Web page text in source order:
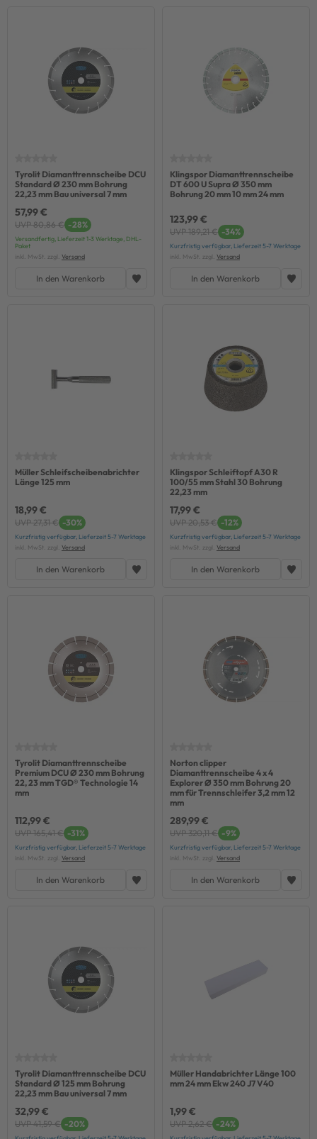
Tyrolit Diamanttrennscheibe DCU
Standard Ø 230 mm Bohrung
22,23 mm Bau universal 7 mm
57,99 €
UVP 80,86 € -28%
Versandfertig, Lieferzeit 1-3 Werktage, DHL-
Paket
inkl. MwSt. zzgl. Versand
In den Warenkorb
Klingspor Diamanttrennscheibe
DT 600 U Supra Ø 350 mm
Bohrung 20 mm 10 mm 24 mm
123,99 €
UVP 189,21 € -34%
Kurzfristig verfügbar, Lieferzeit 5-7 Werktage
inkl. MwSt. zzgl. Versand
In den Warenkorb
Müller Schleifscheibenabrichter
Länge 125 mm
18,99 €
UVP 27,31 € -30%
Kurzfristig verfügbar, Lieferzeit 5-7 Werktage
inkl. MwSt. zzgl. Versand
In den Warenkorb
Klingspor Schleiftopf A30 R
100/55 mm Stahl 30 Bohrung
22,23 mm
17,99 €
UVP 20,53 € -12%
Kurzfristig verfügbar, Lieferzeit 5-7 Werktage
inkl. MwSt. zzgl. Versand
In den Warenkorb
Tyrolit Diamanttrennscheibe
Premium DCU Ø 230 mm Bohrung
22, 23 mm TGD® Technologie 14
mm
112,99 €
UVP 165,41 € -31%
Kurzfristig verfügbar, Lieferzeit 5-7 Werktage
inkl. MwSt. zzgl. Versand
In den Warenkorb
Norton clipper
Diamanttrennscheibe 4 x 4
Explorer Ø 350 mm Bohrung 20
mm für Trennschleifer 3,2 mm 12
mm
289,99 €
UVP 320,11 € -9%
Kurzfristig verfügbar, Lieferzeit 5-7 Werktage
inkl. MwSt. zzgl. Versand
In den Warenkorb
Tyrolit Diamanttrennscheibe DCU
Standard Ø 125 mm Bohrung
22,23 mm Bau universal 7 mm
32,99 €
UVP 41,59 € -20%
Müller Handabrichter Länge 100
mm 24 mm Ekw 240 J7 V40
1,99 €
UVP 2,62 € -24%